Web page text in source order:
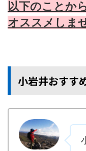
以下のことか
オススメしま
小岩井おすす